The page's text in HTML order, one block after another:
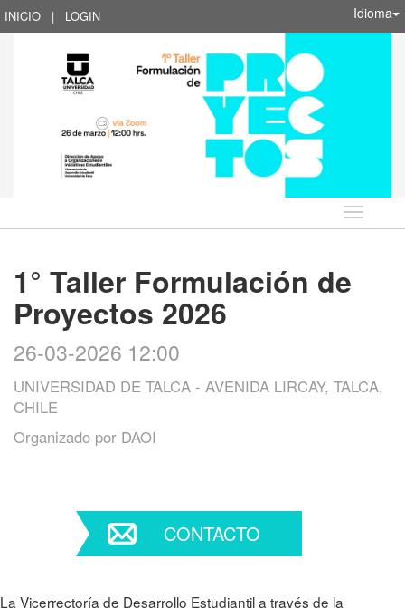
INICIO | LOGIN Idioma
Idioma
1° Taller Formulación de
Proyectos 2026
26-03-2026 12:00
UNIVERSIDAD DE TALCA - AVENIDA LIRCAY, TALCA,
CHILE
Organizado por DAOI
CONTACTO
La Vicerrectoría de Desarrollo Estudiantil a través de la